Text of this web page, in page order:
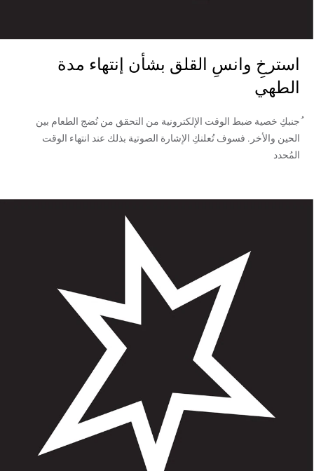
استرخِ وانسِ القلق بشأن إنتهاء مدة
الطهي
ُجنبكِ خصية ضبط الوقت الإلكترونية من التحقق من نُضج الطعام بين
الحين والأخر. فسوف تُعلنكِ الإشارة الصوتية بذلك عند انتهاء الوقت
المُحدد